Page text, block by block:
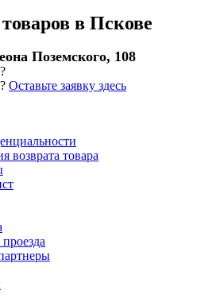
в Пскове
Поземского, 108
Оставьте заявку здесь
возврата товара